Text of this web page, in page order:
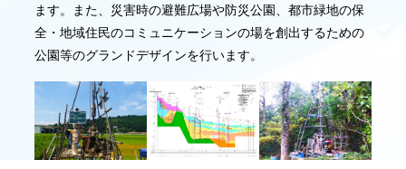
ます。また、災害時の避難広場や防災公園、都市緑地の保
全・地域住民のコミュニケーションの場を創出するための
公園等のグランドデザインを行います。